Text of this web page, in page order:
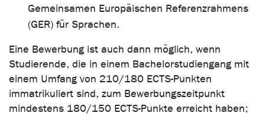
Gemeinsamen Europäischen Referenzrahmens
(GER) für Sprachen.
Eine Bewerbung ist auch dann möglich, wenn
Studierende, die in einem Bachelorstudiengang mit
einem Umfang von 210/180 ECTS-Punkten
immatrikuliert sind, zum Bewerbungszeitpunkt
mindestens 180/150 ECTS-Punkte erreicht haben;